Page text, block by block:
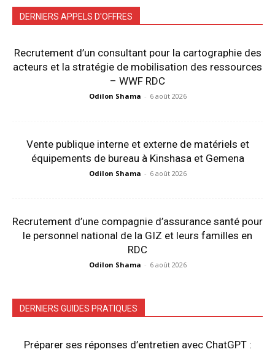
DERNIERS APPELS D'OFFRES
Recrutement d’un consultant pour la cartographie des
acteurs et la stratégie de mobilisation des ressources
– WWF RDC
Odilon Shama - 6 août 2026
Vente publique interne et externe de matériels et
équipements de bureau à Kinshasa et Gemena
Odilon Shama - 6 août 2026
Recrutement d’une compagnie d’assurance santé pour
le personnel national de la GIZ et leurs familles en
RDC
Odilon Shama - 6 août 2026
DERNIERS GUIDES PRATIQUES
Préparer ses réponses d’entretien avec ChatGPT :